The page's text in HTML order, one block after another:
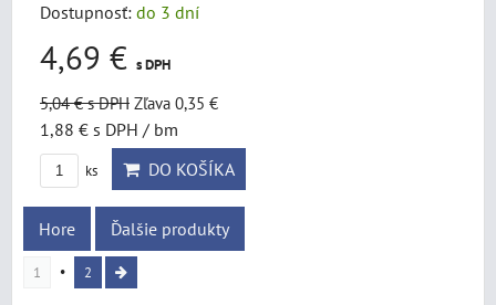
Dostupnosť: do 3 dní
4,69 € s DPH
5,04 €s DPH Zľava 0,35 €
1,88 € s DPH / bm
ks DO KOŠÍKA
Hore Ďalšie produkty
1 2